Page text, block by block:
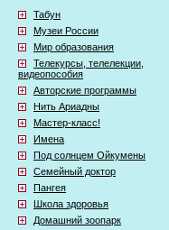
Табун
Музеи России
Мир образования
Телекурсы, телелекции,
видеопособия
Авторские программы
Нить Ариадны
Мастер-класс!
Имена
Под солнцем Ойкумены
Семейный доктор
Пангея
Школа здоровья
Домашний зоопарк